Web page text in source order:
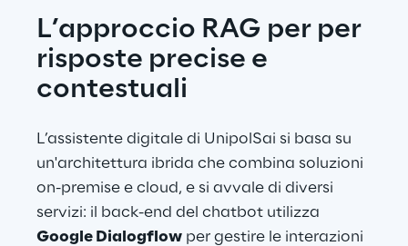
L’approccio RAG per per
risposte precise e
contestuali
L’assistente digitale di UnipolSai si basa su
un'architettura ibrida che combina soluzioni
on-premise e cloud, e si avvale di diversi
servizi: il back-end del chatbot utilizza
Google Dialogflow per gestire le interazioni